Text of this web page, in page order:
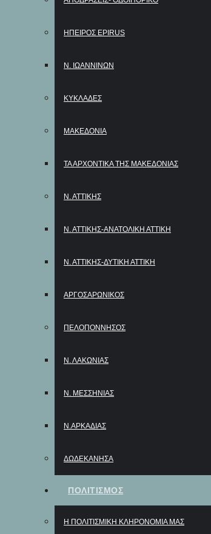
ΗΠΕΙΡΟΣ EPIRUS
Ν. ΙΩΑΝΝΙΝΩΝ
ΚΥΚΛΑΔΕΣ
ΜΑΚΕΔΟΝΙΑ
ΤΑ ΑΡΧΟΝΤΙΚΑ ΤΗΣ ΜΑΚΕΔΟΝΙΑΣ
Ν. ΑΤΤΙΚΗΣ
Ν. ΑΤΤΙΚΗΣ-ΑΝΑΤΟΛΙΚΗ ΑΤΤΙΚΗ
Ν. ΑΤΤΙΚΗΣ-ΔΥΤΙΚΗ ΑΤΤΙΚΗ
ΑΡΓΟΣΑΡΩΝΙΚΟΣ
ΠΕΛΟΠΟΝΝΗΣΟΣ
Ν. ΛΑΚΩΝΙΑΣ
Ν. ΜΕΣΣΗΝΙΑΣ
Ν.ΑΡΚΑΔΙΑΣ
ΔΩΔΕΚΑΝΗΣΑ
ΠΟΛΙΤΙΣΜΟΣ
Η ΠΟΛΙΤΙΣΜΙΚΗ ΚΛΗΡΟΝΟΜΙΑ ΜΑΣ